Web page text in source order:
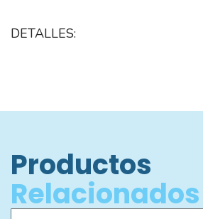
DETALLES:
Productos
Relacionados